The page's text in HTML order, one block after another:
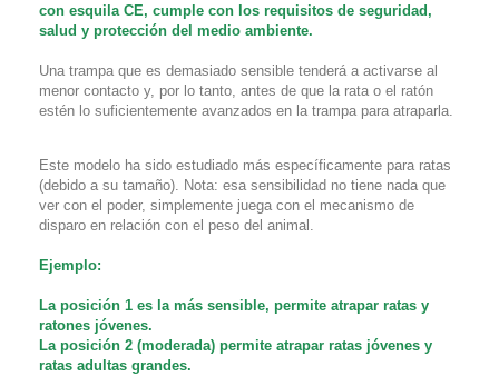
con esquila CE, cumple con los requisitos de seguridad,
salud y protección del medio ambiente.
Una trampa que es demasiado sensible tenderá a activarse al
menor contacto y, por lo tanto, antes de que la rata o el ratón
estén lo suficientemente avanzados en la trampa para atraparla.
Este modelo ha sido estudiado más específicamente para ratas
(debido a su tamaño). Nota: esa sensibilidad no tiene nada que
ver con el poder, simplemente juega con el mecanismo de
disparo en relación con el peso del animal.
Ejemplo:
La posición 1 es la más sensible, permite atrapar ratas y
ratones jóvenes.
La posición 2 (moderada) permite atrapar ratas jóvenes y
ratas adultas grandes.